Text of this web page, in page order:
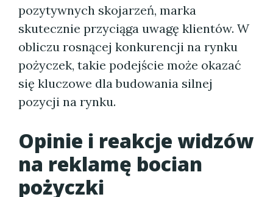
pozytywnych skojarzeń, marka
skutecznie przyciąga uwagę klientów. W
obliczu rosnącej konkurencji na rynku
pożyczek, takie podejście może okazać
się kluczowe dla budowania silnej
pozycji na rynku.
Opinie i reakcje widzów
na reklamę bocian
pożyczki